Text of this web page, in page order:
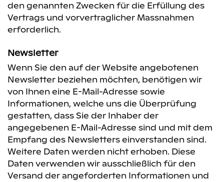
den genannten Zwecken für die Erfüllung des
Vertrags und vorvertraglicher Massnahmen
erforderlich.
Newsletter
Wenn Sie den auf der Website angebotenen
Newsletter beziehen möchten, benötigen wir
von Ihnen eine E-Mail-Adresse sowie
Informationen, welche uns die Überprüfung
gestatten, dass Sie der Inhaber der
angegebenen E-Mail-Adresse sind und mit dem
Empfang des Newsletters einverstanden sind.
Weitere Daten werden nicht erhoben. Diese
Daten verwenden wir ausschließlich für den
Versand der angeforderten Informationen und